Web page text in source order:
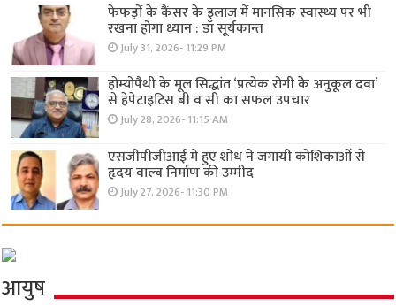
फेफड़ों के कैंसर के इलाज में मानसिक स्वास्थ्य पर भी
रखना होगा ध्यान : डॉ सूर्यकान्त
July 31, 2026- 11:29 PM
होम्योपैथी के मूल सिद्धांत ‘प्रत्येक रोगी केे अनुकूल दवा’
से हेपेटाइटिस बी व सी का सफल उपचार
July 28, 2026- 11:15 AM
एसजीपीजीआई में हुए शोध ने जगायी कोशिकाओं से
हृदय वाल्व निर्माण की उम्मीद
July 27, 2026- 11:30 PM
आयुष